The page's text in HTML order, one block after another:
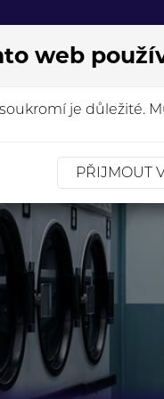
O PRÁDELNĚ
web
je důležité.
PŘIJMOUT